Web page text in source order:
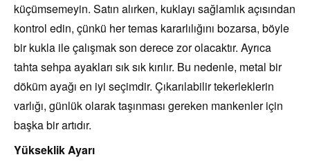
küçümsemeyin. Satın alırken, kuklayı sağlamlık açısından
kontrol edin, çünkü her temas kararlılığını bozarsa, böyle
bir kukla ile çalışmak son derece zor olacaktır. Ayrıca
tahta sehpa ayakları sık sık kırılır. Bu nedenle, metal bir
döküm ayağı en iyi seçimdir. Çıkarılabilir tekerleklerin
varlığı, günlük olarak taşınması gereken mankenler için
başka bir artıdır.
Yükseklik Ayarı